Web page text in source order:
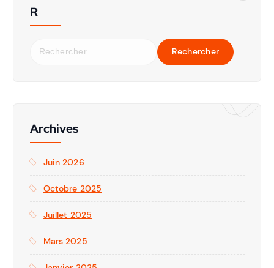
R
Archives
Juin 2026
Octobre 2025
Juillet 2025
Mars 2025